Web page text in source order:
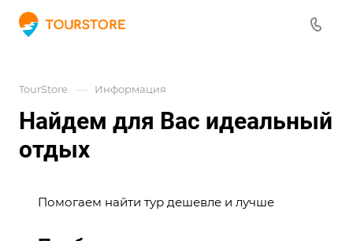
TourStore — Информация
Найдем для Вас идеальный
отдых
Помогаем найти тур дешевле и лучше